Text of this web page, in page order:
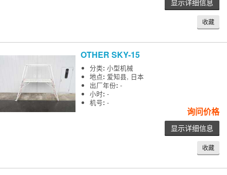
显示详细信息
收藏
OTHERSKY-15
分类:小型机械
地点: 爱知县, 日本
出厂年份:-
小时:-
机号:-
询问价格
显示详细信息
收藏